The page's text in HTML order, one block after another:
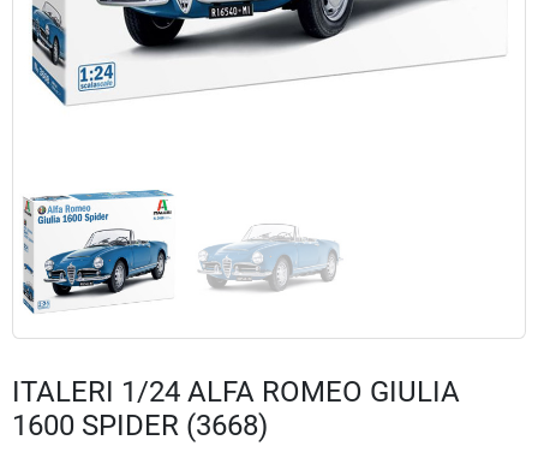
ITALERI 1/24 ALFA ROMEO GIULIA
1600 SPIDER (3668)